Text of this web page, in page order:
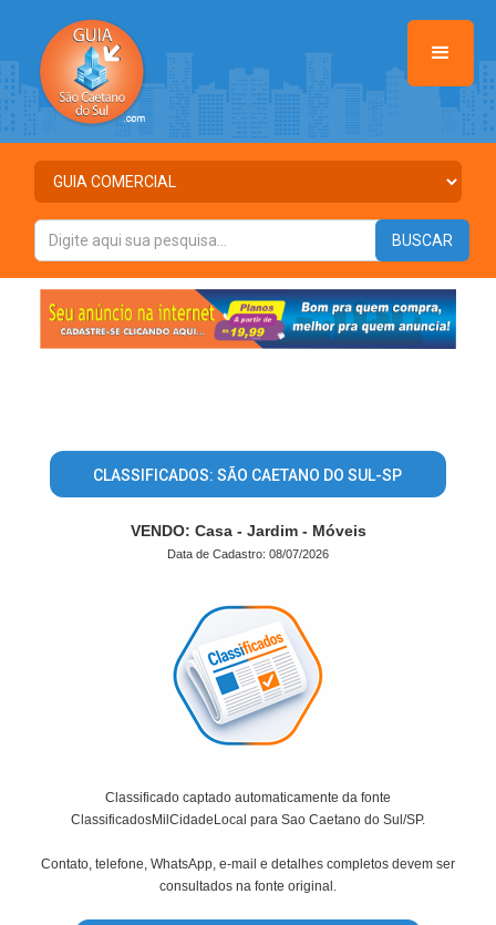
CLASSIFICADOS: SÃO CAETANO DO SUL-SP
VENDO: Casa - Jardim - Móveis
Data de Cadastro: 08/07/2026
Classificado captado automaticamente da fonte
ClassificadosMilCidadeLocal para Sao Caetano do Sul/SP.
Contato, telefone, WhatsApp, e-mail e detalhes completos devem ser
consultados na fonte original.